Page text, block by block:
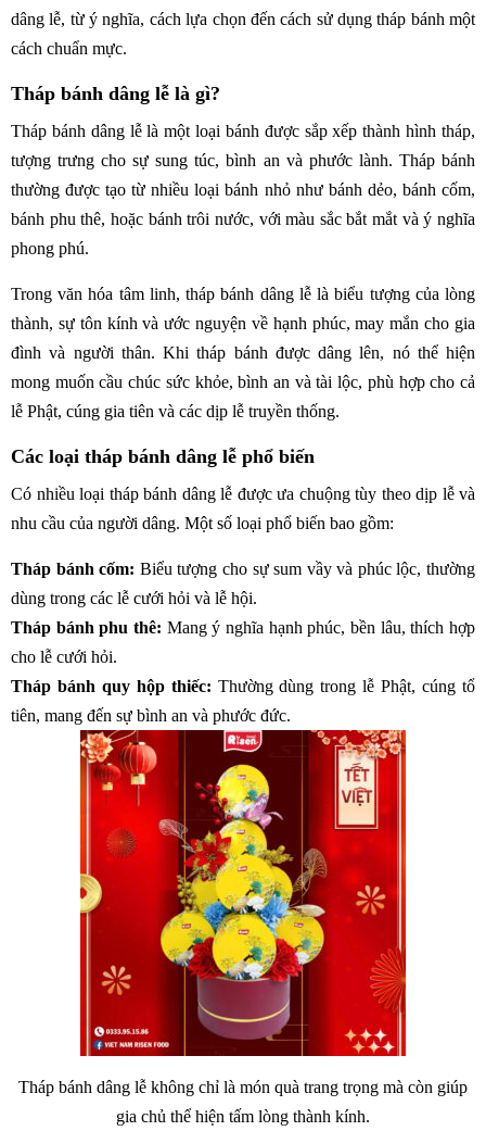
dâng lễ, từ ý nghĩa, cách lựa chọn đến cách sử dụng tháp bánh một
cách chuẩn mực.
Tháp bánh dâng lễ là gì?
Tháp bánh dâng lễ là một loại bánh được sắp xếp thành hình tháp,
tượng trưng cho sự sung túc, bình an và phước lành. Tháp bánh
thường được tạo từ nhiều loại bánh nhỏ như bánh dẻo, bánh cốm,
bánh phu thê, hoặc bánh trôi nước, với màu sắc bắt mắt và ý nghĩa
phong phú.
Trong văn hóa tâm linh, tháp bánh dâng lễ là biểu tượng của lòng
thành, sự tôn kính và ước nguyện về hạnh phúc, may mắn cho gia
đình và người thân. Khi tháp bánh được dâng lên, nó thể hiện
mong muốn cầu chúc sức khỏe, bình an và tài lộc, phù hợp cho cả
lễ Phật, cúng gia tiên và các dịp lễ truyền thống.
Các loại tháp bánh dâng lễ phổ biến
Có nhiều loại tháp bánh dâng lễ được ưa chuộng tùy theo dịp lễ và
nhu cầu của người dâng. Một số loại phổ biến bao gồm:
Tháp bánh cốm: Biểu tượng cho sự sum vầy và phúc lộc, thường
dùng trong các lễ cưới hỏi và lễ hội.
Tháp bánh phu thê: Mang ý nghĩa hạnh phúc, bền lâu, thích hợp
cho lễ cưới hỏi.
Tháp bánh quy hộp thiếc: Thường dùng trong lễ Phật, cúng tổ
tiên, mang đến sự bình an và phước đức.
Tháp bánh dâng lễ không chỉ là món quà trang trọng mà còn giúp
gia chủ thể hiện tấm lòng thành kính.